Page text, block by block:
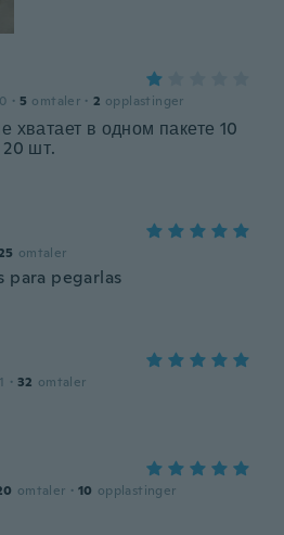
· 5 omtaler · 2 opplastinger
хватает в одном пакете 10
шт.
omtaler
para pegarlas
· 32 omtaler
omtaler · 10 opplastinger